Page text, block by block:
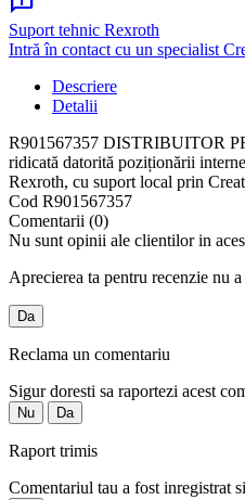
Suport tehnic Rexroth
Intră în contact cu un specialist
Descriere
Detalii
R901567357 DISTRIBUITOR
ridicată datorită poziționării
Rexroth, cu suport local prin
Cod R901567357
Comentarii (0)
Nu sunt opinii ale clientilor in
Aprecierea ta pentru recenzie nu
Da
Reclama un comentariu
Sigur doresti sa raportezi acest
Nu Da
Raport trimis
Comentariul tau a fost inregistrat